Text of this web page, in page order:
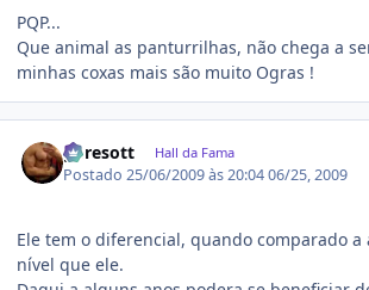
PQP...
Que animal as panturrilhas, não chega a
minhas coxas mais são muito Ogras !
gpresott Hall da Fama
Postado25/06/2009 às 20:0406/25, 2009
Ele tem o diferencial, quando comparado a
nível que ele.